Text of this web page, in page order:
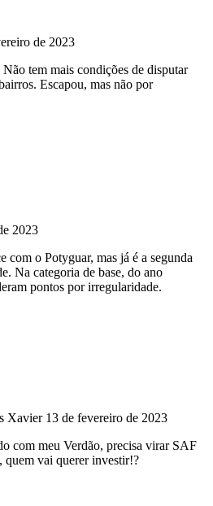
de 2023
tem mais condições de disputar
Escapou, mas não por
2023
com o Potyguar, mas já é a segunda
Na categoria de base, do ano
pontos por irregularidade.
Xavier13 de fevereiro de 2023
com meu Verdão, precisa virar SAF
quem vai querer investir!?